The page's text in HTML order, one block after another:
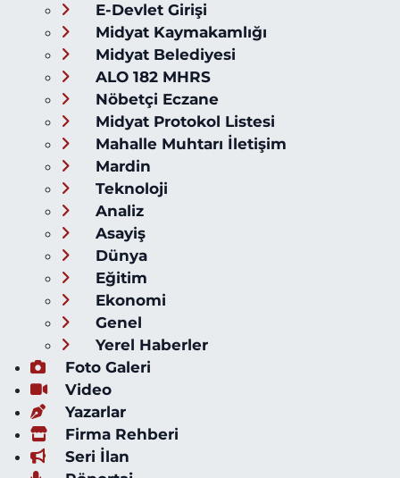
E-Devlet Girişi
Midyat Kaymakamlığı
Midyat Belediyesi
ALO 182 MHRS
Nöbetçi Eczane
Midyat Protokol Listesi
Mahalle Muhtarı İletişim
Mardin
Teknoloji
Analiz
Asayiş
Dünya
Eğitim
Ekonomi
Genel
Yerel Haberler
Foto Galeri
Video
Yazarlar
Firma Rehberi
Seri İlan